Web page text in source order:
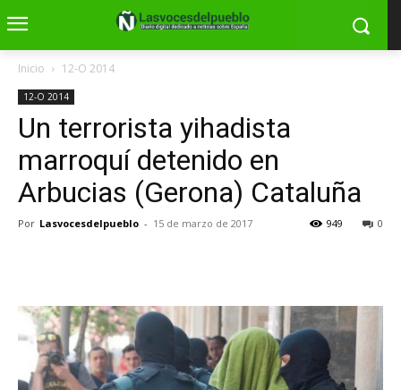
Inicio 12-O 2014
12-O 2014
Un terrorista yihadista
marroquí detenido en
Arbucias (Gerona) Cataluña
Por Lasvocesdelpueblo - 15 de marzo de 2017 0
949